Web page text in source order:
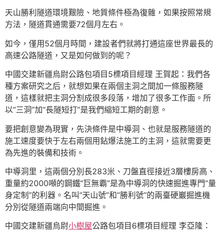
天山勝利隧道環境艱險、地質條件極為復雜，如果按照常規
方法，隧道貫通需要72個月左右。
如今，僅用52個月時間，建設者們就將打通這座世界最長的
高速公路隧道，又是如何做到的呢？
中國交建新疆烏尉公路包項目5標項目經理 王賀起：我們各
種方案研究之后，就想如果在兩個主洞之間加一條服務隧
道，這樣就把主洞分割成很多段落，增加了很多工作面。所
以“三洞”加“長隧短打”是我們縮短工期的創意。
要把創意變為現實，先決條件是中導洞、也就是服務隧道的
施工速度要快于左右兩個用鉆爆法施工的主洞，這就需要更
為先進的裝備和技術。
中導洞里，這兩個分別長283米、刀盤直徑接近3層樓房高、
重量約2000噸的鋼鐵“巨無霸”是為中導洞的快速掘進專門“量
身定制”的利器。名叫“天山號”和“勝利號”的兩臺硬巖掘進機
分別從隧道兩端向中間掘進。
中國交建新疆烏尉小樹屋公路包項目6標項目經理 李亞隆：